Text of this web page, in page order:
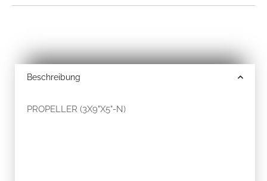
Beschreibung
PROPELLER (3X9"X5"-N)